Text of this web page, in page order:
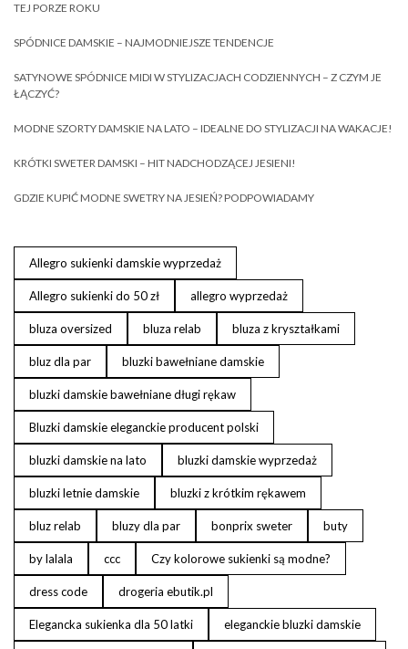
TEJ PORZE ROKU
SPÓDNICE DAMSKIE – NAJMODNIEJSZE TENDENCJE
SATYNOWE SPÓDNICE MIDI W STYLIZACJACH CODZIENNYCH – Z CZYM JE
ŁĄCZYĆ?
MODNE SZORTY DAMSKIE NA LATO – IDEALNE DO STYLIZACJI NA WAKACJE!
KRÓTKI SWETER DAMSKI – HIT NADCHODZĄCEJ JESIENI!
GDZIE KUPIĆ MODNE SWETRY NA JESIEŃ? PODPOWIADAMY
Allegro sukienki damskie wyprzedaż
Allegro sukienki do 50 zł allegro wyprzedaż
bluza oversized bluza relab bluza z kryształkami
bluz dla par bluzki bawełniane damskie
bluzki damskie bawełniane długi rękaw
Bluzki damskie eleganckie producent polski
bluzki damskie na lato bluzki damskie wyprzedaż
bluzki letnie damskie bluzki z krótkim rękawem
bluz relab bluzy dla par bonprix sweter buty
by lalala ccc Czy kolorowe sukienki są modne?
dress code drogeria ebutik.pl
Elegancka sukienka dla 50 latki eleganckie bluzki damskie